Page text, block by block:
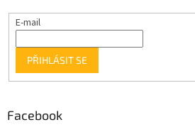
E-mail
PŘIHLÁSIT SE
Facebook